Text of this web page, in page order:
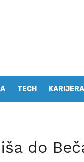
TECH KARIJERA
do